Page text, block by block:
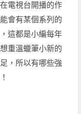
電視台開播的作
會有某個系列的
這都是小編每年
重溫蠟筆小新的
，所以有哪些強